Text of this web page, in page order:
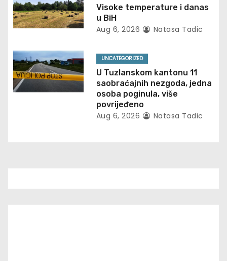
a
t
i
o
n
Visoke temperature i danas
u BiH
Aug 6, 2026 Natasa Tadic
UNCATEGORIZED
U Tuzlanskom kantonu 11
saobraćajnih nezgoda, jedna
osoba poginula, više
povrijeđeno
Aug 6, 2026 Natasa Tadic